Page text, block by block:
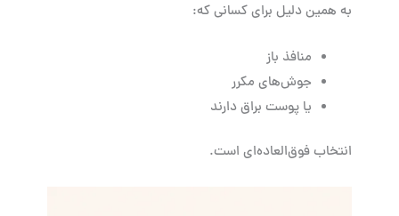
به همین دلیل برای کسانی که:
منافذ باز
جوش‌های مکرر
یا پوست براق دارند
انتخاب فوق‌العاده‌ای است.